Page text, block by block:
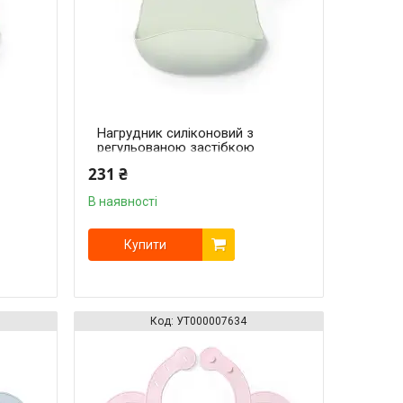
Нагрудник силіконовий з
регульованою застібкою
(Зелений)/"Babyono"
231 ₴
В наявності
Купити
УТ000007634